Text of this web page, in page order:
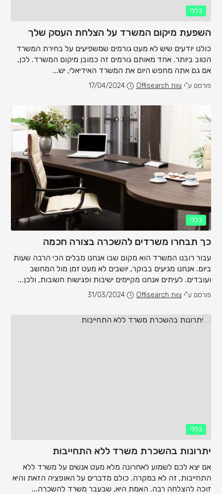
כללי
השפעת מיקום המשרד על הצלחת העסק שלך
כולנו יודעים שיש לא מעט גורמים שמשפיעים על בחירת המשרד
הטוב ביותר. אחד מאותם גורמים זה כמובן מיקום המשרד. לכן,
אם גם אתה מחפש היום את המשרד האידיאלי, יש...
פורסם ע"י צוות Offisearch 17/04/2024
כללי
כך תבחרו משרדים להשכרה בצורה חכמה
עבור רובנו המשרד הוא מקום שבו אנחנו מבלים הכי הרבה שעות
ביום. אנחנו מגיעים בבוקר, יושבים לא מעט זמן מול המחשב
ועובדים. לעיתים אנחנו מקיימים ישיבות ופגישות חשובות, ולכן...
פורסם ע"י צוות Offisearch 31/03/2024
כללי
יתרונות בהשכרת משרד ללא התחייבות
אם יצא לכם לשמוע לאחרונה מלא מעט אנשים על משרד ללא
התחייבות, זה לא במקרה. כולם מדברים על האופציה הזאת והיא
זוכה להצלחה רבה. האמת היא, שבעבר משרד להשכרה...